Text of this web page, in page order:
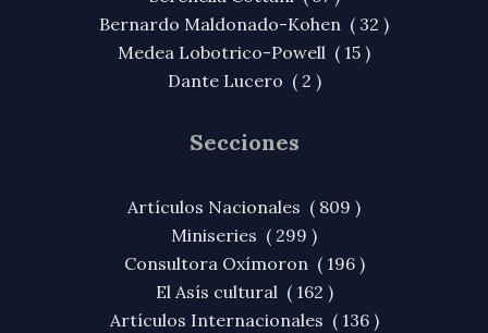
Bernardo Maldonado-Kohen ( 32 )
Medea Lobotrico-Powell ( 15 )
Dante Lucero ( 2 )
Secciones
Artículos Nacionales ( 809 )
Miniseries ( 299 )
Consultora Oxímoron ( 196 )
El Asís cultural ( 162 )
Artículos Internacionales ( 136 )